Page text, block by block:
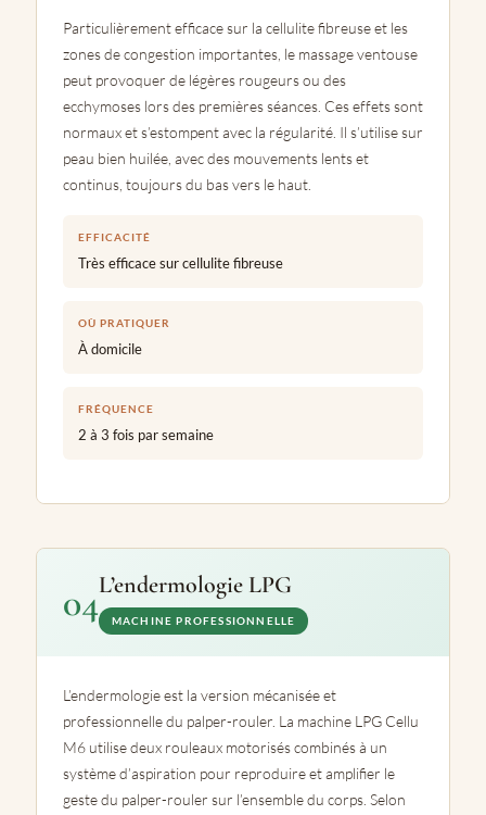
Particulièrement efficace sur la cellulite fibreuse et les
zones de congestion importantes, le massage ventouse
peut provoquer de légères rougeurs ou des
ecchymoses lors des premières séances. Ces effets sont
normaux et s’estompent avec la régularité. Il s’utilise sur
peau bien huilée, avec des mouvements lents et
continus, toujours du bas vers le haut.
EFFICACITÉ
Très efficace sur cellulite fibreuse
OÙ PRATIQUER
À domicile
FRÉQUENCE
2 à 3 fois par semaine
04L’endermologie LPG
MACHINE PROFESSIONNELLE
L’endermologie est la version mécanisée et
professionnelle du palper-rouler. La machine LPG Cellu
M6 utilise deux rouleaux motorisés combinés à un
système d’aspiration pour reproduire et amplifier le
geste du palper-rouler sur l’ensemble du corps. Selon